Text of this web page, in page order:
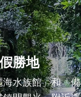
勝地
水族館」和「備